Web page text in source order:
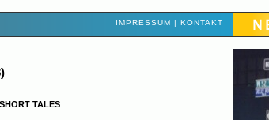
IMPRESSUM | KONTAKT
TALES